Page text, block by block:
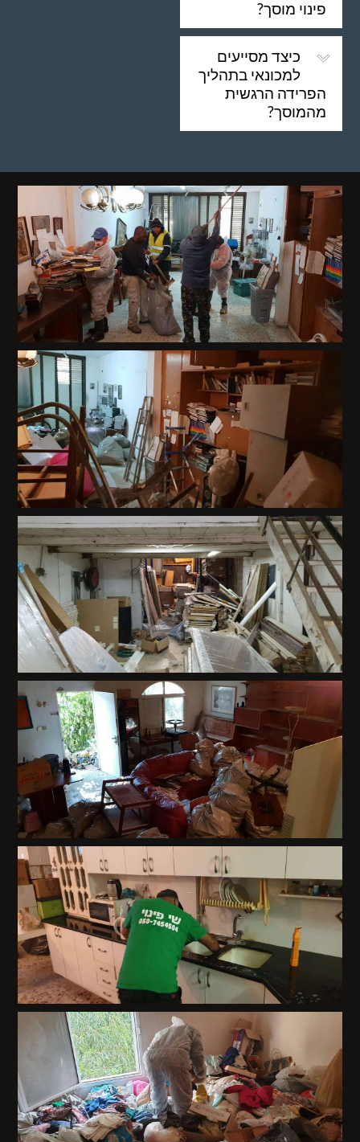
פינוי מוסך?
כיצד מסייעים
למכונאי בתהליך
הפרידה הרגשית
מהמוסך?